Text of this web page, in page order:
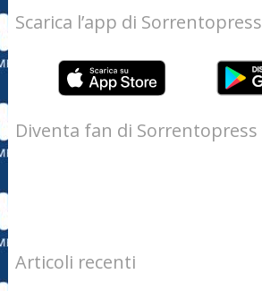
Scarica l’app di Sorrentopress
Diventa fan di Sorrentopress
Articoli recenti